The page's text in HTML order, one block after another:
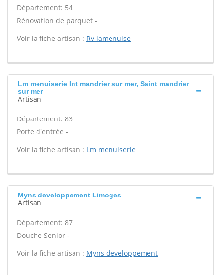
Département: 54
Rénovation de parquet -
Voir la fiche artisan : Rv lamenuise
Lm menuiserie Int mandrier sur mer, Saint mandrier
sur mer
Artisan
Département: 83
Porte d'entrée -
Voir la fiche artisan : Lm menuiserie
Myns developpement Limoges
Artisan
Département: 87
Douche Senior -
Voir la fiche artisan : Myns developpement